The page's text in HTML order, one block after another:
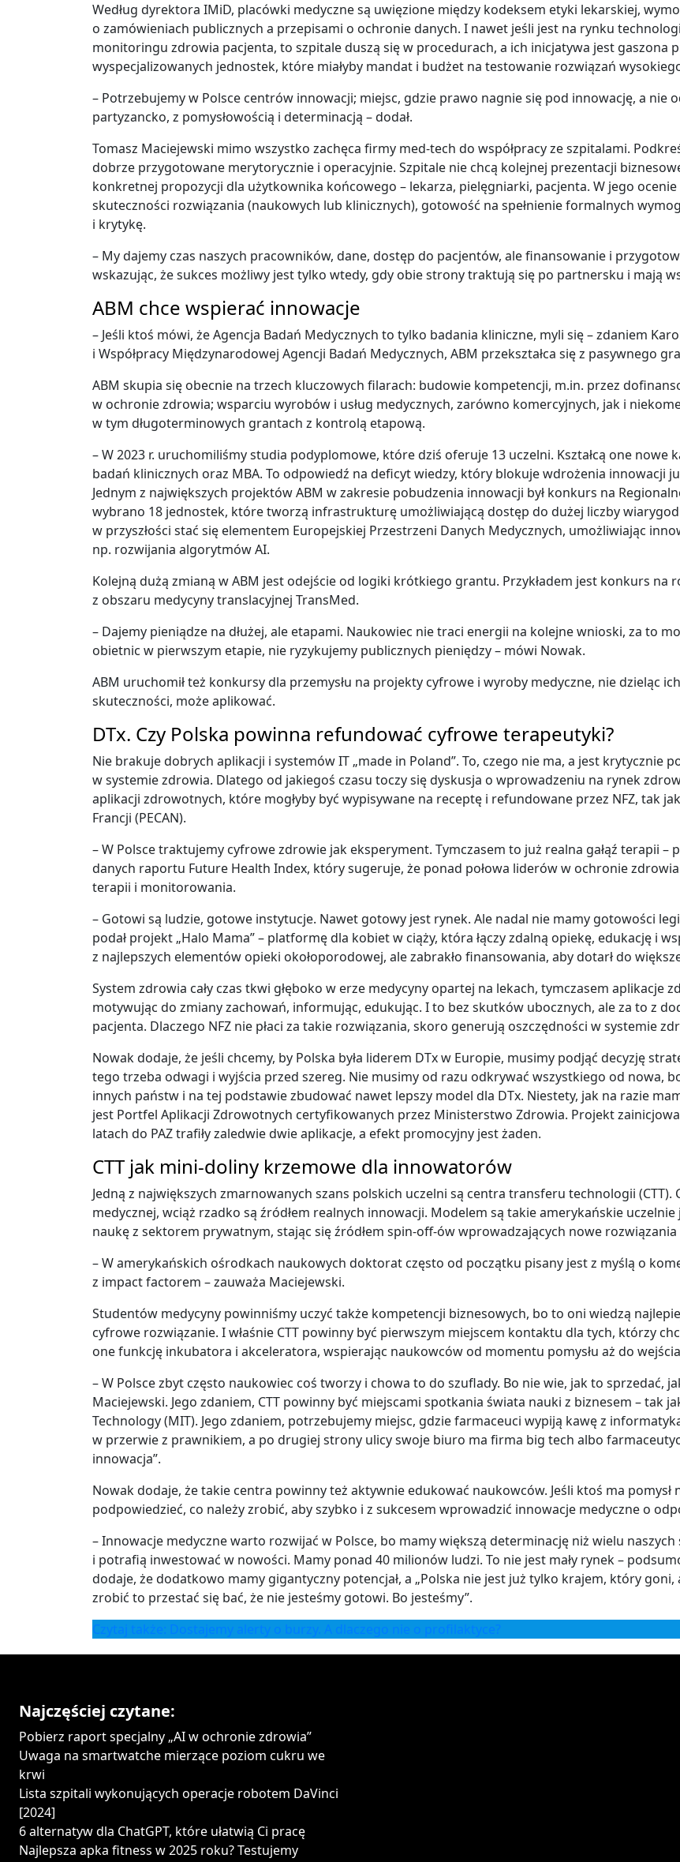
Według dyrektora IMiD, placówki medyczne są uwięzione między kodeksem etyki lekarskiej,
o zamówieniach publicznych a przepisami o ochronie danych. I nawet jeśli jest na rynku
monitoringu zdrowia pacjenta, to szpitale duszą się w procedurach, a ich inicjatywa jest gaszona
wyspecjalizowanych jednostek, które miałyby mandat i budżet na testowanie rozwiązań
– Potrzebujemy w Polsce centrów innowacji; miejsc, gdzie prawo nagnie się pod innowację, a nie
partyzancko, z pomysłowością i determinacją – dodał.
Tomasz Maciejewski mimo wszystko zachęca firmy med-tech do współpracy ze szpitalami.
dobrze przygotowane merytorycznie i operacyjnie. Szpitale nie chcą kolejnej prezentacji
konkretnej propozycji dla użytkownika końcowego – lekarza, pielęgniarki, pacjenta. W jego
skuteczności rozwiązania (naukowych lub klinicznych), gotowość na spełnienie formalnych
i krytykę.
– My dajemy czas naszych pracowników, dane, dostęp do pacjentów, ale finansowanie i
wskazując, że sukces możliwy jest tylko wtedy, gdy obie strony traktują się po partnersku i mają
ABM chce wspierać innowacje
– Jeśli ktoś mówi, że Agencja Badań Medycznych to tylko badania kliniczne, myli się – zdaniem
i Współpracy Międzynarodowej Agencji Badań Medycznych, ABM przekształca się z pasywnego
ABM skupia się obecnie na trzech kluczowych filarach: budowie kompetencji, m.in. przez
w ochronie zdrowia; wsparciu wyrobów i usług medycznych, zarówno komercyjnych, jak i
w tym długoterminowych grantach z kontrolą etapową.
– W 2023 r. uruchomiliśmy studia podyplomowe, które dziś oferuje 13 uczelni. Kształcą one
badań klinicznych oraz MBA. To odpowiedź na deficyt wiedzy, który blokuje wdrożenia innowacji
Jednym z największych projektów ABM w zakresie pobudzenia innowacji był konkurs na
wybrano 18 jednostek, które tworzą infrastrukturę umożliwiającą dostęp do dużej liczby
w przyszłości stać się elementem Europejskiej Przestrzeni Danych Medycznych, umożliwiając
np. rozwijania algorytmów AI.
Kolejną dużą zmianą w ABM jest odejście od logiki krótkiego grantu. Przykładem jest konkurs
z obszaru medycyny translacyjnej TransMed.
– Dajemy pieniądze na dłużej, ale etapami. Naukowiec nie traci energii na kolejne wnioski, za to
obietnic w pierwszym etapie, nie ryzykujemy publicznych pieniędzy – mówi Nowak.
ABM uruchomił też konkursy dla przemysłu na projekty cyfrowe i wyroby medyczne, nie dzieląc
skuteczności, może aplikować.
DTx. Czy Polska powinna refundować cyfrowe terapeutyki?
Nie brakuje dobrych aplikacji i systemów IT „made in Poland”. To, czego nie ma, a jest krytycznie
w systemie zdrowia. Dlatego od jakiegoś czasu toczy się dyskusja o wprowadzeniu na rynek
aplikacji zdrowotnych, które mogłyby być wypisywane na receptę i refundowane przez NFZ, tak
Francji (PECAN).
– W Polsce traktujemy cyfrowe zdrowie jak eksperyment. Tymczasem to już realna gałąź terapii –
danych raportu Future Health Index, który sugeruje, że ponad połowa liderów w ochronie
terapii i monitorowania.
– Gotowi są ludzie, gotowe instytucje. Nawet gotowy jest rynek. Ale nadal nie mamy gotowości
podał projekt „Halo Mama” – platformę dla kobiet w ciąży, która łączy zdalną opiekę, edukację i
z najlepszych elementów opieki okołoporodowej, ale zabrakło finansowania, aby dotarł do
System zdrowia cały czas tkwi głęboko w erze medycyny opartej na lekach, tymczasem aplikacje
motywując do zmiany zachowań, informując, edukując. I to bez skutków ubocznych, ale za to z
pacjenta. Dlaczego NFZ nie płaci za takie rozwiązania, skoro generują oszczędności w systemie
Nowak dodaje, że jeśli chcemy, by Polska była liderem DTx w Europie, musimy podjąć decyzję
tego trzeba odwagi i wyjścia przed szereg. Nie musimy od razu odkrywać wszystkiego od nowa,
innych państw i na tej podstawie zbudować nawet lepszy model dla DTx. Niestety, jak na razie
jest Portfel Aplikacji Zdrowotnych certyfikowanych przez Ministerstwo Zdrowia. Projekt
latach do PAZ trafiły zaledwie dwie aplikacje, a efekt promocyjny jest żaden.
CTT jak mini-doliny krzemowe dla innowatorów
Jedną z największych zmarnowanych szans polskich uczelni są centra transferu technologii (CTT).
medycznej, wciąż rzadko są źródłem realnych innowacji. Modelem są takie amerykańskie
naukę z sektorem prywatnym, stając się źródłem spin-off-ów wprowadzających nowe
– W amerykańskich ośrodkach naukowych doktorat często od początku pisany jest z myślą o
z impact factorem – zauważa Maciejewski.
Studentów medycyny powinniśmy uczyć także kompetencji biznesowych, bo to oni wiedzą
cyfrowe rozwiązanie. I właśnie CTT powinny być pierwszym miejscem kontaktu dla tych, którzy
one funkcję inkubatora i akceleratora, wspierając naukowców od momentu pomysłu aż do
– W Polsce zbyt często naukowiec coś tworzy i chowa to do szuflady. Bo nie wie, jak to sprzedać,
Maciejewski. Jego zdaniem, CTT powinny być miejscami spotkania świata nauki z biznesem – tak
Technology (MIT). Jego zdaniem, potrzebujemy miejsc, gdzie farmaceuci wypiją kawę z
w przerwie z prawnikiem, a po drugiej strony ulicy swoje biuro ma firma big tech albo
innowacja”.
Nowak dodaje, że takie centra powinny też aktywnie edukować naukowców. Jeśli ktoś ma pomysł
podpowiedzieć, co należy zrobić, aby szybko i z sukcesem wprowadzić innowacje medyczne o
– Innowacje medyczne warto rozwijać w Polsce, bo mamy większą determinację niż wielu naszych
i potrafią inwestować w nowości. Mamy ponad 40 milionów ludzi. To nie jest mały rynek –
dodaje, że dodatkowo mamy gigantyczny potencjał, a „Polska nie jest już tylko krajem, który
zrobić to przestać się bać, że nie jesteśmy gotowi. Bo jesteśmy”.
Czytaj także: Dostajemy alerty o burzy. A dlaczego nie o profilaktyce?
Najczęściej czytane:
Pobierz raport specjalny „AI w ochronie zdrowia”
Uwaga na smartwatche mierzące poziom cukru we
krwi
Lista szpitali wykonujących operacje robotem DaVinci
[2024]
6 alternatyw dla ChatGPT, które ułatwią Ci pracę
Najlepsza apka fitness w 2025 roku? Testujemy